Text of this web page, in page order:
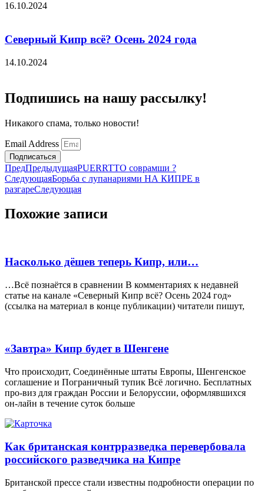
16.10.2024
Северный Кипр всё? Осень 2024 года
14.10.2024
Подпишись на нашу рассылку!
Никакого спама, только новости!
Email Address
Подписаться
ПредПредыдущаяPUERRTTO соврамши ?
СледующаяБорьба с лупанариями НА КИПРЕ в
разгареСледующая
Похожие записи
Насколько дёшев теперь Кипр, или…
…Всё познаётся в сравнении В комментариях к недавней
статье на канале «Северный Кипр всё? Осень 2024 год»
(ссылка на материал в конце публикации) читатели пишут,
«Завтра» Кипр будет в Шенгене
Что происходит, Соединённые штаты Европы, Шенгенское
соглашение и Пограничный тупик Всё логично. Бесплатных
про-виз для граждан России и Белоруссии, оформлявшихся
он-лайн в течение суток больше
Как британская контрразведка перевербовала
российского разведчика на Кипре
Британской прессе стали известны подробности операции по